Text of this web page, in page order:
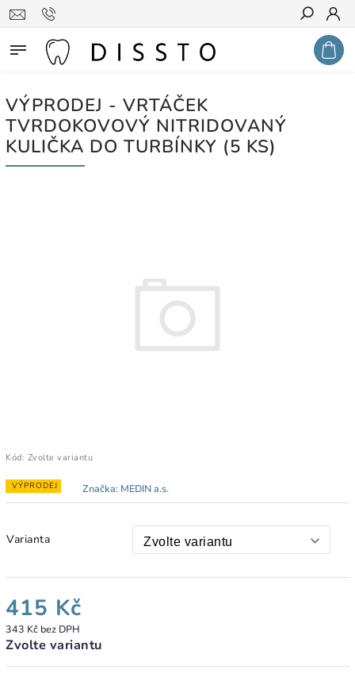
Hledat
VÝPRODEJ - VRTÁČEK
TVRDOKOVOVÝ NITRIDOVANÝ
KULIČKA DO TURBÍNKY (5 KS)
Kód: Zvolte variantu
VÝPRODEJ Značka: MEDIN a.s.
Varianta
415 Kč
343 Kč bez DPH
Zvolte variantu